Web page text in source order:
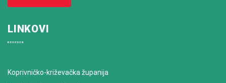
LINKOVI
Koprivničko-križevačka županija